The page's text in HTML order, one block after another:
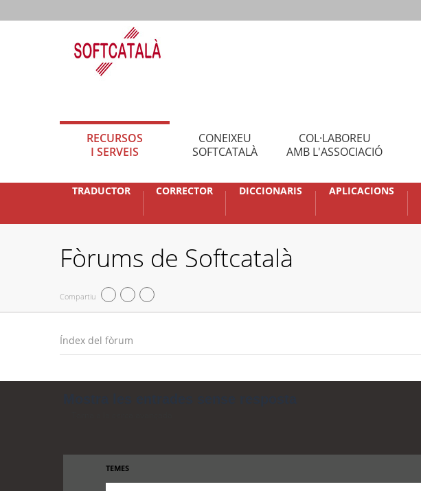
RECURSOS
I SERVEIS
CONEIXEU
SOFTCATALÀ
COL·LABOREU
AMB L'ASSOCIACIÓ
TRADUCTOR CORRECTOR DICCIONARIS APLICACIONS
Fòrums de Softcatalà
Compartiu
Índex del fòrum
TEMES